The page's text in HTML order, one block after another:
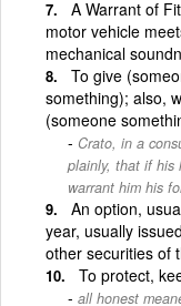
A Warrant of
motor vehicle
mechanical
To give
something); also,
(someone
Crato, in a
plainly, that if his
warrant him his
An option,
year, usually
other securities of
To protect,
all honest